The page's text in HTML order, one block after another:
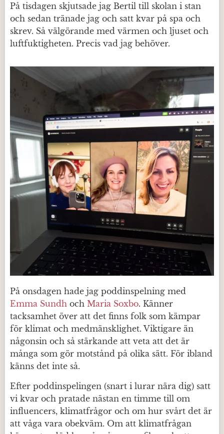
På tisdagen skjutsade jag Bertil till skolan i stan
och sedan tränade jag och satt kvar på spa och
skrev. Så välgörande med värmen och ljuset och
luftfuktigheten. Precis vad jag behöver.
På onsdagen hade jag poddinspelning med
Emma Sundh och Maria Soxbo. Känner
tacksamhet över att det finns folk som kämpar
för klimat och medmänsklighet. Viktigare än
någonsin och så stärkande att veta att det är
många som gör motstånd på olika sätt. För ibland
känns det inte så.
Efter poddinspelingen (snart i lurar nära dig) satt
vi kvar och pratade nästan en timme till om
influencers, klimatfrågor och om hur svårt det är
att våga vara obekväm. Om att klimatfrågan